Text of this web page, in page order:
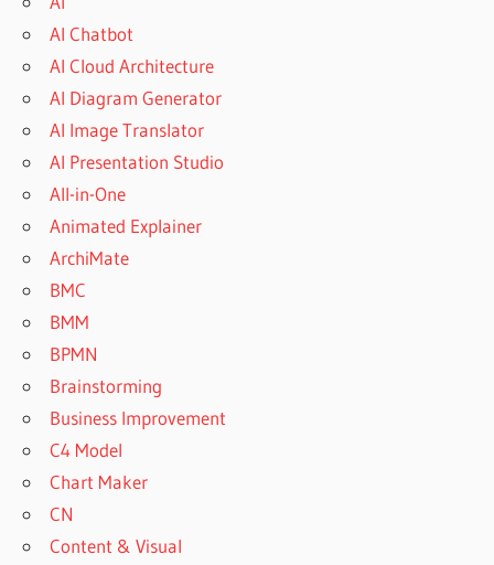
AI Chatbot
AI Cloud Architecture
AI Diagram Generator
AI Image Translator
AI Presentation Studio
All-in-One
Animated Explainer
ArchiMate
BMC
BMM
BPMN
Brainstorming
Business Improvement
C4 Model
Chart Maker
CN
Content & Visual